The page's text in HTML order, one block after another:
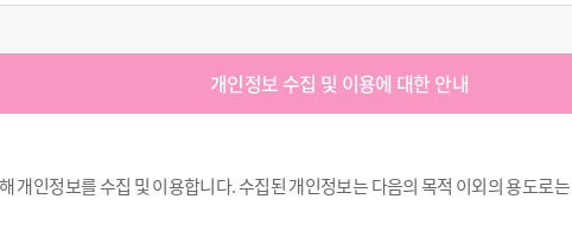
개인정보 수집 및 이용에 대한 안내
개인정보를 수집 및 이용합니다. 수집된 개인정보는 다음의 목적 이외의 용도로